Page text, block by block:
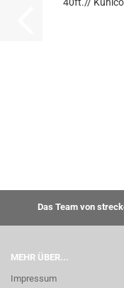
Das Team von
MEHR ÜBER...
Impressum